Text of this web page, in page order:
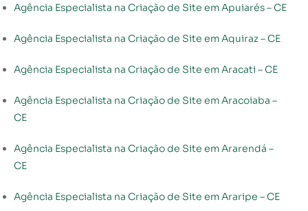
Agência Especialista na Criação de Site em Apuiarés – CE
Agência Especialista na Criação de Site em Aquiraz – CE
Agência Especialista na Criação de Site em Aracati – CE
Agência Especialista na Criação de Site em Aracoiaba –
CE
Agência Especialista na Criação de Site em Ararendá –
CE
Agência Especialista na Criação de Site em Araripe – CE